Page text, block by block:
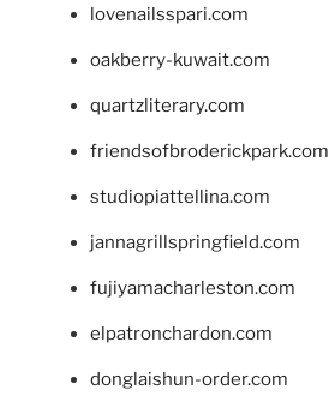
lovenailsspari.com
oakberry-kuwait.com
quartzliterary.com
friendsofbroderickpark.com
studiopiattellina.com
jannagrillspringfield.com
fujiyamacharleston.com
elpatronchardon.com
donglaishun-order.com